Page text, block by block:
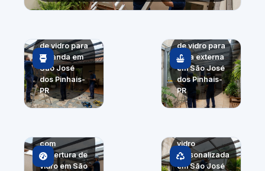
de vidro para
varanda em
São José
dos Pinhais-
PR
de vidro para
área externa
em São José
dos Pinhais-
PR
com
cobertura de
vidro em São
vidro
personalizada
em São José